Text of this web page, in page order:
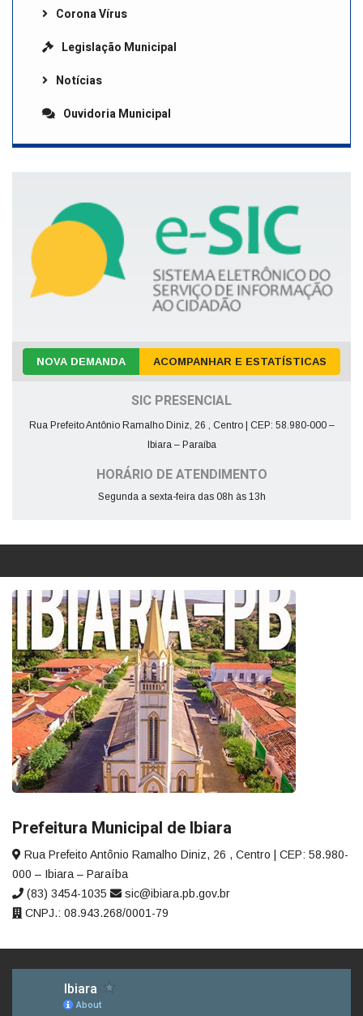
Corona Vírus
Legislação Municipal
Notícias
Ouvidoria Municipal
NOVA DEMANDA ACOMPANHAR E ESTATÍSTICAS
SIC PRESENCIAL
Rua Prefeito Antônio Ramalho Diniz, 26 , Centro | CEP: 58.980-000 –
Ibiara – Paraíba
HORÁRIO DE ATENDIMENTO
Segunda a sexta-feira das 08h às 13h
Prefeitura Municipal de Ibiara
Rua Prefeito Antônio Ramalho Diniz, 26 , Centro | CEP: 58.980-
000 – Ibiara – Paraíba
(83) 3454-1035
sic@ibiara.pb.gov.br
CNPJ.: 08.943.268/0001-79